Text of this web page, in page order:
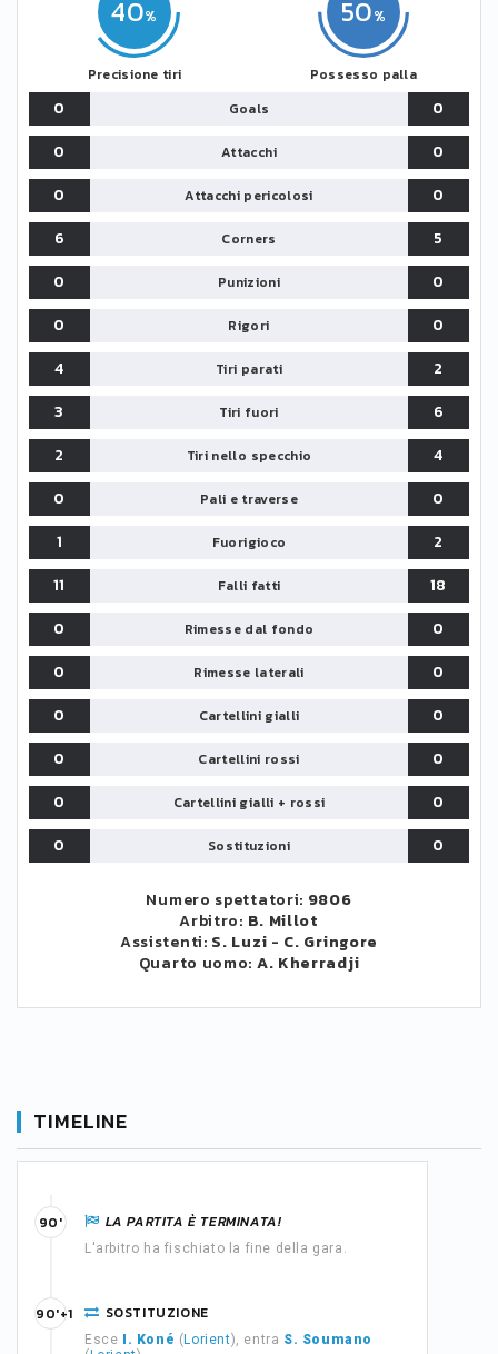
40
Precisione tiri
50
Possesso palla
0 Goals
0
0
Attacchi
0
0
Attacchi pericolosi
0
6
Corners
5
0
Punizioni
0
0
Rigori
0
4
Tiri parati
2
3
Tiri fuori
6
2
Tiri nello specchio
4
0
Pali e traverse
0
1
Fuorigioco
2
11
Falli fatti
18
0
Rimesse dal fondo
0
0
Rimesse laterali
0
0
Cartellini gialli
0
0
Cartellini rossi
0
0
Cartellini gialli + rossi
0
0
Sostituzioni 0
Numero spettatori: 9806
Arbitro: B. Millot
Assistenti: S. Luzi - C. Gringore
Quarto uomo: A. Kherradji
TIMELINE
LA PARTITA È TERMINATA!
L'arbitro ha fischiato la fine della gara.
90'
SOSTITUZIONE
Esce I. Koné ( Lorient), entra S. Soumano
90'+1